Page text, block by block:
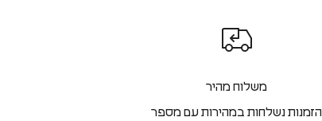
משלוח מהיר
הזמנות נשלחות במהירות עם מספר